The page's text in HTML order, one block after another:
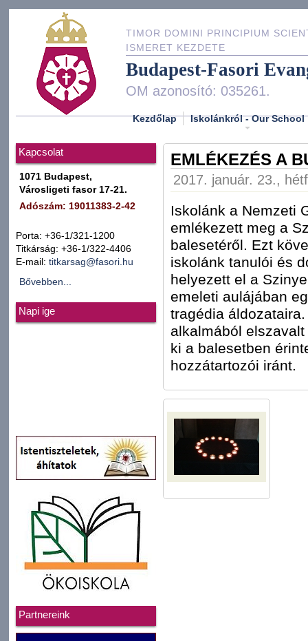
TIMOR DOMINI PRINCIPIUM
ISMERET KEZDETE
Budapest-Fasori
OM azonosító: 035261.
Kezdőlap Iskolánkról - Our School
Kapcsolat
1071 Budapest,
Városligeti fasor 17-21.
Adószám: 19011383-2-42
Porta: +36-1/321-1200
Titkárság: +36-1/322-4406
E-mail: titkarsag@fasori.hu
Bővebben...
Napi ige
Partnereink
EMLÉKEZÉS A
2017. január. 23.,
Iskolánk a Nemzeti
emlékezett meg a
balesetéről. Ezt
iskolánk tanulói és
helyezett el a
emeleti aulájában
tragédia
alkalmából
ki a balesetben
hozzátartozói iránt.